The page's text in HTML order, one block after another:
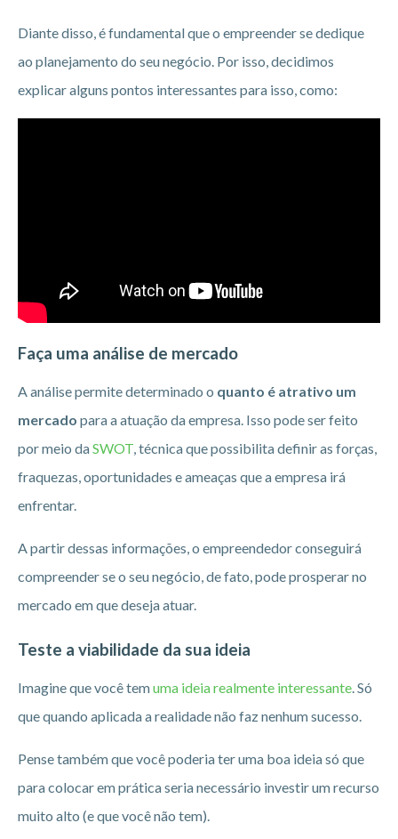
Diante disso, é fundamental que o empreender se dedique
ao planejamento do seu negócio. Por isso, decidimos
explicar alguns pontos interessantes para isso, como:
Faça uma análise de mercado
A análise permite determinado o quanto é atrativo um
mercado para a atuação da empresa. Isso pode ser feito
por meio daSWOT , técnica que possibilita definir as forças,
fraquezas, oportunidades e ameaças que a empresa irá
enfrentar.
A partir dessas informações, o empreendedor conseguirá
compreender se o seu negócio, de fato, pode prosperar no
mercado em que deseja atuar.
Teste a viabilidade da sua ideia
Imagine que você temuma ideia realmente interessante . Só
que quando aplicada a realidade não faz nenhum sucesso.
Pense também que você poderia ter uma boa ideia só que
para colocar em prática seria necessário investir um recurso
muito alto (e que você não tem).